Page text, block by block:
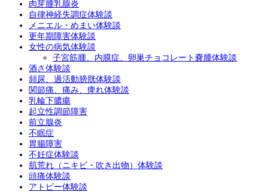
肉芽腫乳腺炎
自律神経失調症体験談
メニエル・めまい体験談
更年期障害体験談
女性の病気体験談
子宮筋腫、内膜症、卵巣チョコレート嚢腫体験談
酒さ体験談
頻尿、過活動膀胱体験談
関節痛、痛み、痺れ体験談
乳輪下膿瘍
起立性調節障害
前立腺炎
不眠症
胃腸障害
不妊症体験談
肌荒れ（ニキビ・吹き出物）体験談
頭痛体験談
アトピー体験談